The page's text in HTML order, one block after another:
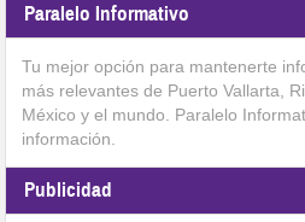
Paralelo Informativo
Tu mejor opción para mantenerte
más relevantes de Puerto Vallarta,
México y el mundo. Paralelo
información.
Publicidad